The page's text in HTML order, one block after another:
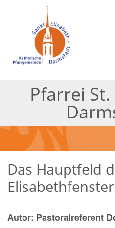
Pfarrei
Das Hauptfeld
Autor: Pastoralreferent